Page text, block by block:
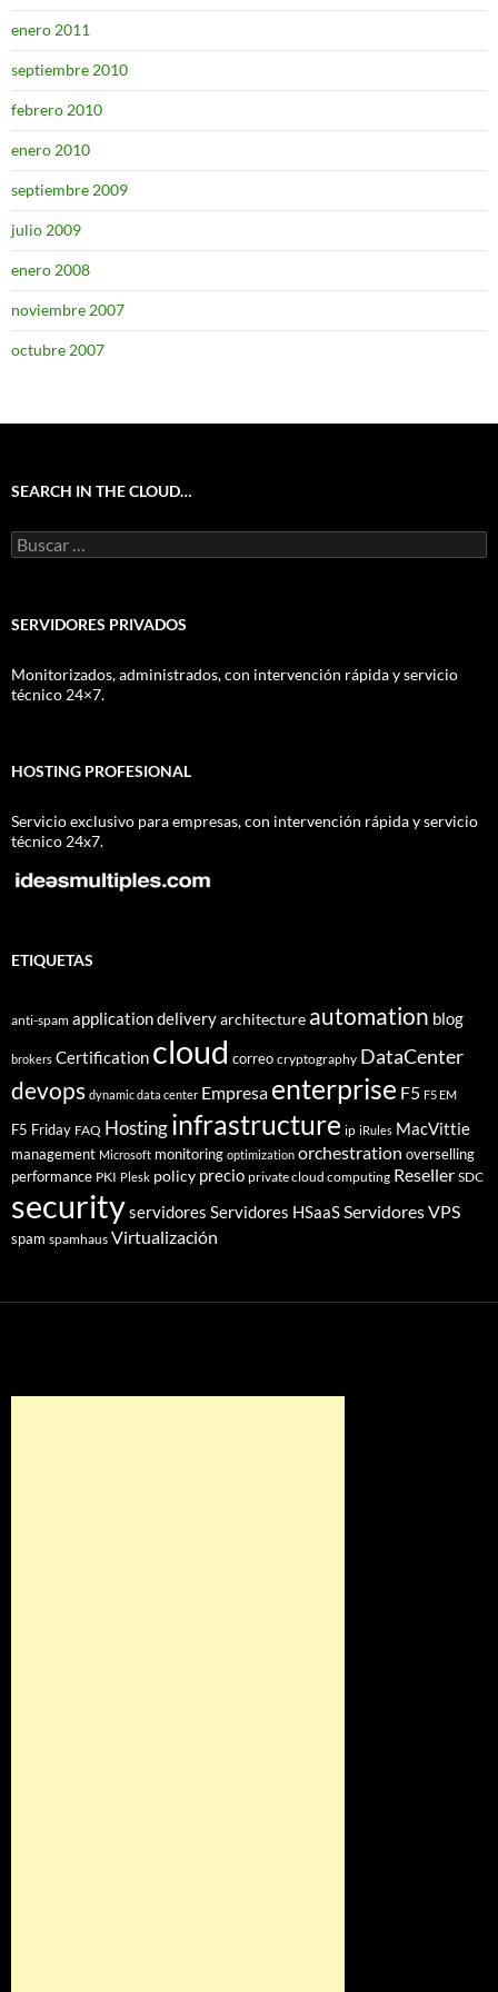
enero 2011
septiembre 2010
febrero 2010
enero 2010
septiembre 2009
julio 2009
enero 2008
noviembre 2007
octubre 2007
SEARCH IN THE CLOUD…
Buscar:
SERVIDORES PRIVADOS
Monitorizados, administrados, con intervención rápida y servicio
técnico 24×7.
HOSTING PROFESIONAL
Servicio exclusivo para empresas, con intervención rápida y servicio
técnico 24x7.
ETIQUETAS
anti-spam application deliveryarchitecture automation blog
brokers Certification cloud correo cryptography DataCenter
devops dynamic data center Empresa enterprise F5 F5 EM
F5 Friday FAQ Hostinginfrastructure ip iRules MacVittie
management Microsoft monitoring optimization orchestration overselling
performance PKI Plesk policy precio private cloud computing Reseller SDC
securityservidores Servidores HSaaSServidores VPS
spam spamhaus Virtualización